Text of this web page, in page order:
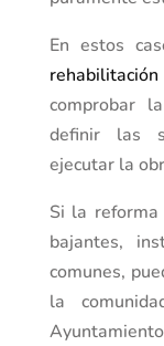
En estos
comprobar
definir las
ejecutar la
Si la reforma
bajantes,
comunes,
la